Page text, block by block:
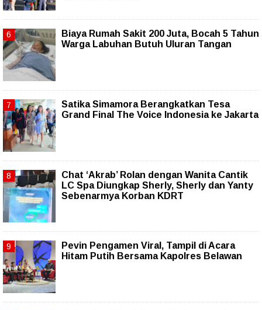
Biaya Rumah Sakit 200 Juta, Bocah 5 Tahun
Warga Labuhan Butuh Uluran Tangan
Satika Simamora Berangkatkan Tesa
Grand Final The Voice Indonesia ke Jakarta
Chat ‘Akrab’ Rolan dengan Wanita Cantik
LC Spa Diungkap Sherly, Sherly dan Yanty
Sebenarmya Korban KDRT
Pevin Pengamen Viral, Tampil di Acara
Hitam Putih Bersama Kapolres Belawan